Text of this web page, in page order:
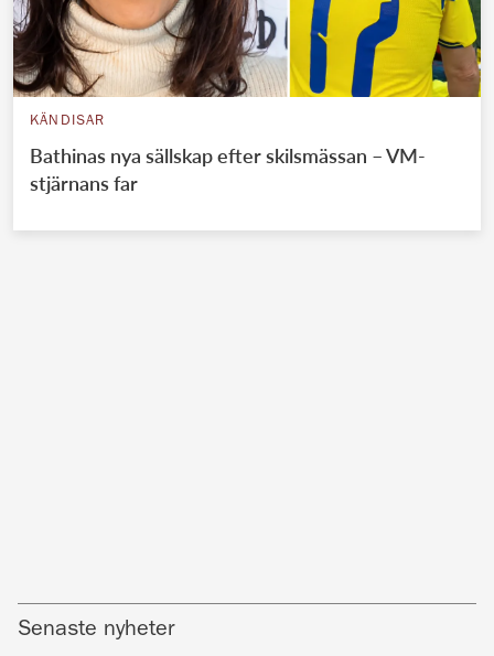
KÄNDISAR
Bathinas nya sällskap efter skilsmässan – VM-
stjärnans far
Senaste nyheter